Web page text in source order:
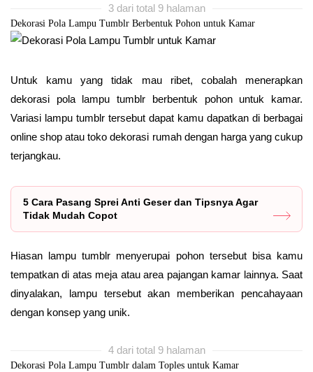
3 dari total 9 halaman
Dekorasi Pola Lampu Tumblr Berbentuk Pohon untuk Kamar
Untuk kamu yang tidak mau ribet, cobalah menerapkan
dekorasi pola lampu tumblr berbentuk pohon untuk kamar.
Variasi lampu tumblr tersebut dapat kamu dapatkan di berbagai
online shop atau toko dekorasi rumah dengan harga yang cukup
terjangkau.
5 Cara Pasang Sprei Anti Geser dan Tipsnya Agar
Tidak Mudah Copot
Hiasan lampu tumblr menyerupai pohon tersebut bisa kamu
tempatkan di atas meja atau area pajangan kamar lainnya. Saat
dinyalakan, lampu tersebut akan memberikan pencahayaan
dengan konsep yang unik.
4 dari total 9 halaman
Dekorasi Pola Lampu Tumblr dalam Toples untuk Kamar